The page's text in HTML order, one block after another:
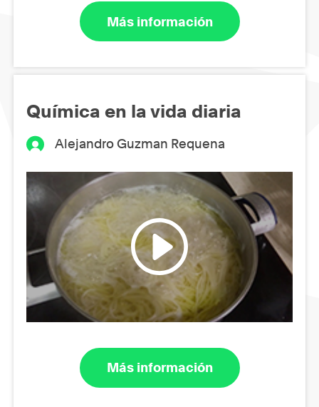
Más información
Química en la vida diaria
Alejandro Guzman Requena
Más información